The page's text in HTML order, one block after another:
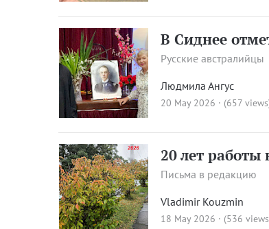
В Сиднее
Русские австралийцы
Людмила Ангус
20 May 2026 · (657
20 лет
Письма в редакцию
Vladimir Kouzmin
18 May 2026 · (536